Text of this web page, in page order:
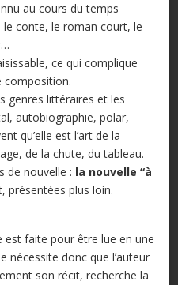
au cours du temps
conte, le roman court, le
ce qui complique
composition.
genres littéraires et les
autobiographie, polar,
qu’elle est l’art de la
de la chute, du tableau.
de nouvelle : la nouvelle “à
, présentées plus loin.
est faite pour être lue en une
nécessite donc que l’auteur
son récit, recherche la